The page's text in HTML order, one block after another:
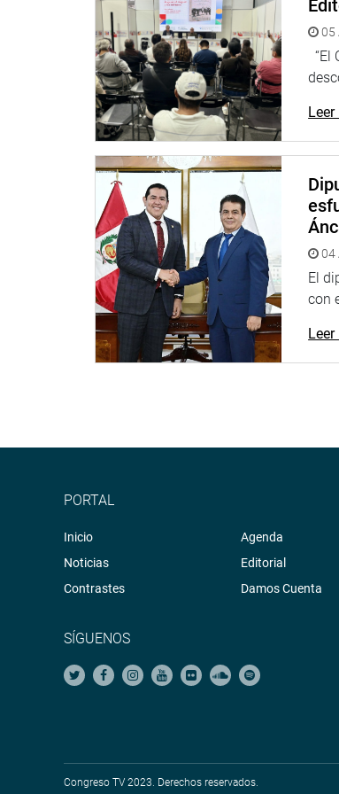
de La Libertad (Junín 454, Trujillo).
“Estamos invitando a todos los
Primera Audiencia Pública donde se
evento.
Asimismo, indicó que esta actividad
también se realice en la región La
“Haremos llegar todos los alcances de
compromiso de realizar una sesión
parlamentario Acuña.
Lima, 29 de octubre de 2021
DESPACHO CONGRESAL
05
“El
Leer
04
El
con
Leer
PORTAL
Inicio
Noticias
Contrastes
Agenda
Editorial
Damos Cuenta
SÍGUENOS
Congreso TV 2023. Derechos reservados.